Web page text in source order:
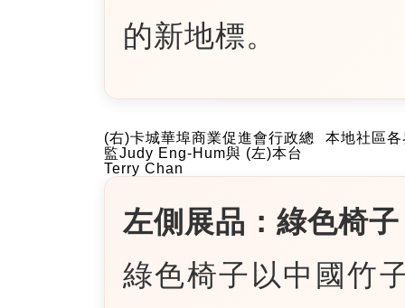
的新地標。
(右)卡城華埠商業促進會行政總
監Judy Eng-Hum與 (左)本台
Terry Chan
本地社區
左側展品：綠色椅
綠色椅子以中國竹